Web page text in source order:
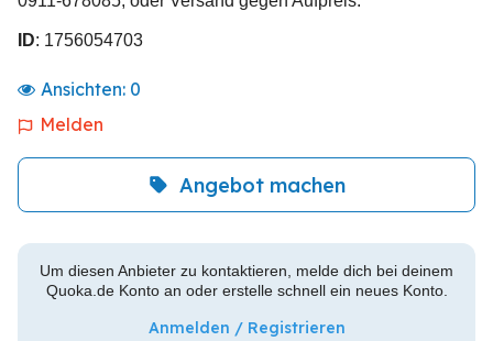
ID: 1756054703
Ansichten: 0
Melden
Angebot machen
Um diesen Anbieter zu kontaktieren, melde dich bei deinem
Quoka.de Konto an oder erstelle schnell ein neues Konto.
Anmelden / Registrieren